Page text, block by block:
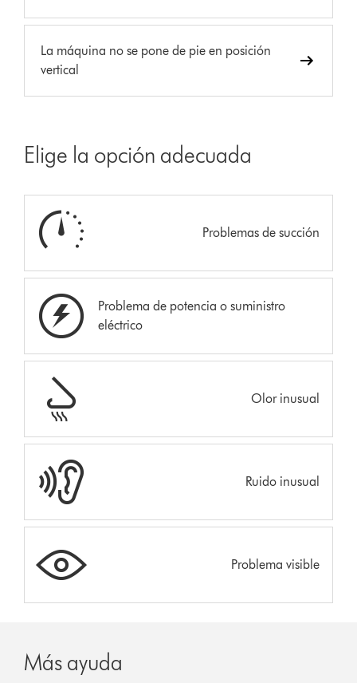
La máquina no se pone de pie en posición
vertical
Elige la opción adecuada
Problemas de succión
Problema de potencia o suministro
eléctrico
Olor inusual
Ruido inusual
Problema visible
Más ayuda